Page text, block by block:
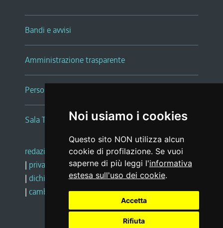
Noi usiamo i cookies
Questo sito NON utilizza alcun
cookie di profilazione. Se vuoi
saperne di più leggi l'informativa
estesa sull'uso dei cookie.
Accetta
Rifiuta
Bandi e avvisi
Amministrazione trasparente
Persone e Uffici
Sala Tiziano Tessitori
redazione web |note legali |glossario
| privacy
social media policy
| dichiarazione di accessibilità |feedback
| cambio preferenze cookie